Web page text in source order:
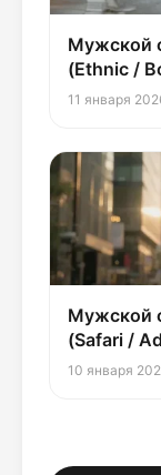
Мужской
(Ethnic /
11 января
Мужской
(Safari /
10 января